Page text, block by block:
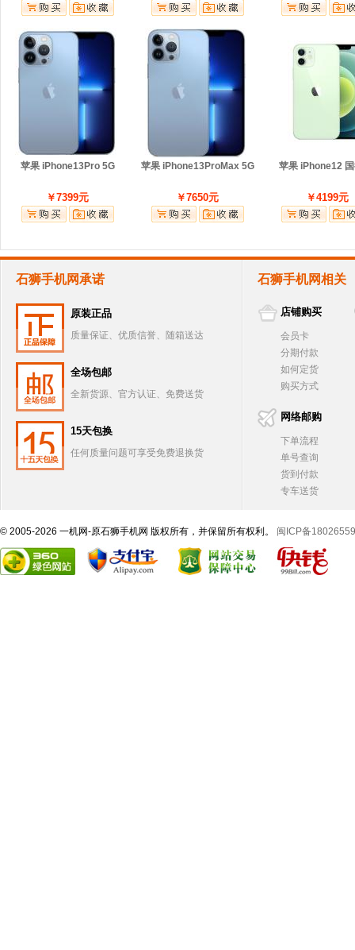
苹果 iPhone13Pro 5G
￥7399元
苹果 iPhone13ProMax 5G
￥7650元
苹果 iPhone12
￥4199元
石狮手机网承诺
原装正品
质量保证、优质信誉、随箱送达
全场包邮
全新货源、官方认证、免费送货
15天包换
任何质量问题可享受免费退换货
石狮手机网相关
店铺购买
会员卡
分期付款
如何定货
购买方式
网络邮购
下单流程
单号查询
货到付款
专车送货
© 2005-2026 一机网-原石狮手机网 版权所有，并保留所有权利。 闽ICP备